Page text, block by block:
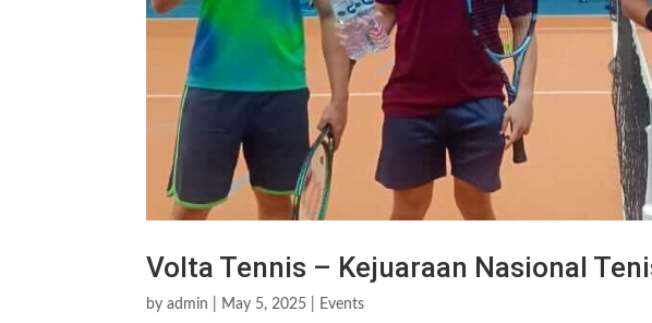
Volta Tennis – Kejuaraan Nasional
byadmin May 5, 2025 Events